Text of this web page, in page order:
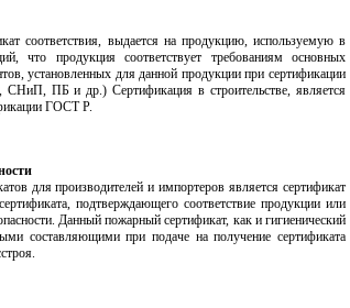
соответствия, выдается на продукцию, используемую в
что продукция соответствует требованиям основных
установленных для данной продукции при сертификации
ПБ и др.) Сертификация в строительстве, является
ГОСТ Р.
для производителей и импортеров является сертификат
подтверждающего соответствие продукции или
Данный пожарный сертификат, как и гигиенический
составляющими при подаче на получение сертификата